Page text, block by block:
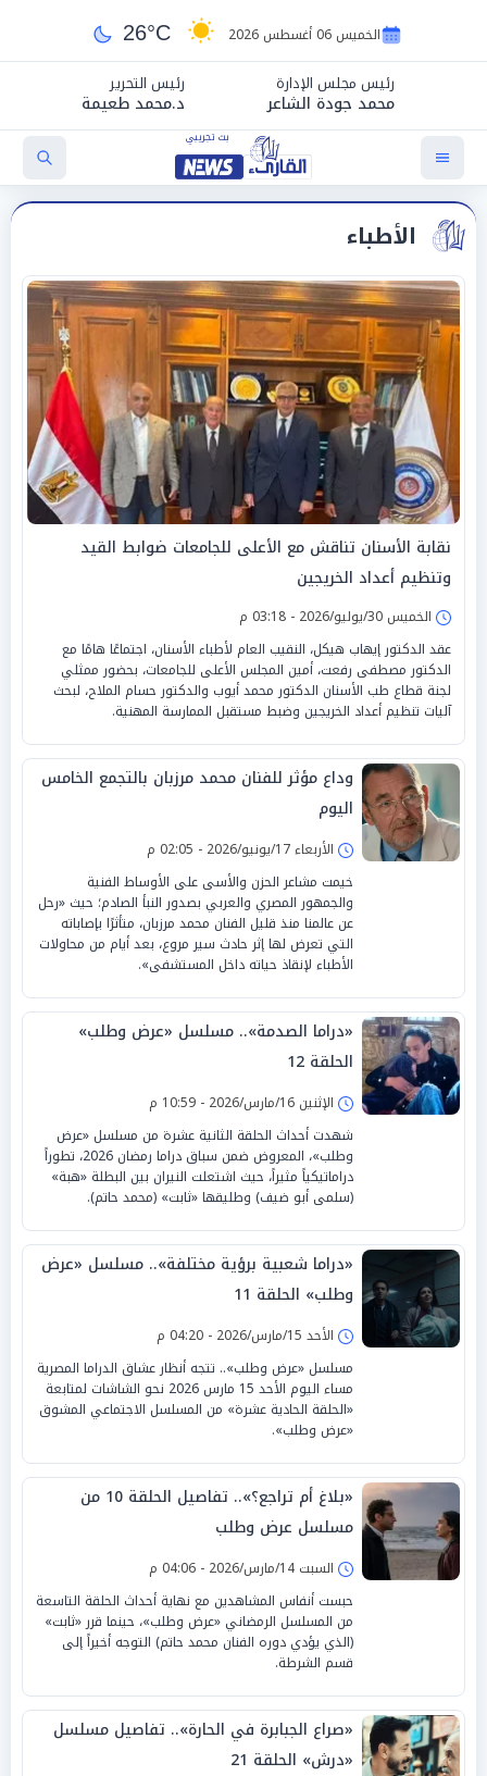
الخميس 06 أغسطس 2026 26°C
رئيس مجلس الإدارة
محمد جودة الشاعر
رئيس التحرير
د.محمد طعيمة
الأطباء
نقابة الأسنان تناقش مع الأعلى للجامعات ضوابط القيد
وتنظيم أعداد الخريجين
الخميس 30/يوليو/2026 - 03:18 م
عقد الدكتور إيهاب هيكل، النقيب العام لأطباء الأسنان، اجتماعًا هامًا مع
الدكتور مصطفى رفعت، أمين المجلس الأعلى للجامعات، بحضور ممثلي
لجنة قطاع طب الأسنان الدكتور محمد أيوب والدكتور حسام الملاح، لبحث
آليات تنظيم أعداد الخريجين وضبط مستقبل الممارسة المهنية.
وداع مؤثر للفنان محمد مرزبان بالتجمع الخامس
اليوم
الأربعاء 17/يونيو/2026 - 02:05 م
خيمت مشاعر الحزن والأسى على الأوساط الفنية
والجمهور المصري والعربي بصدور النبأ الصادم؛ حيث «رحل
عن عالمنا منذ قليل الفنان محمد مرزبان، متأثرًا بإصاباته
التي تعرض لها إثر حادث سير مروع، بعد أيام من محاولات
الأطباء لإنقاذ حياته داخل المستشفى».
«دراما الصدمة».. مسلسل «عرض وطلب»
الحلقة 12
الإثنين 16/مارس/2026 - 10:59 م
شهدت أحداث الحلقة الثانية عشرة من مسلسل «عرض
وطلب»، المعروض ضمن سباق دراما رمضان 2026، تطوراً
دراماتيكياً مثيراً، حيث اشتعلت النيران بين البطلة «هبة»
(سلمى أبو ضيف) وطليقها «ثابت» (محمد حاتم).
«دراما شعبية برؤية مختلفة».. مسلسل «عرض
وطلب» الحلقة 11
الأحد 15/مارس/2026 - 04:20 م
مسلسل «عرض وطلب».. تتجه أنظار عشاق الدراما المصرية
مساء اليوم الأحد 15 مارس 2026 نحو الشاشات لمتابعة
«الحلقة الحادية عشرة» من المسلسل الاجتماعي المشوق
«عرض وطلب».
«بلاغ أم تراجع؟».. تفاصيل الحلقة 10 من
مسلسل عرض وطلب
السبت 14/مارس/2026 - 04:06 م
حبست أنفاس المشاهدين مع نهاية أحداث الحلقة التاسعة
من المسلسل الرمضاني «عرض وطلب»، حينما قرر «ثابت»
(الذي يؤدي دوره الفنان محمد حاتم) التوجه أخيراً إلى
قسم الشرطة.
«صراع الجبابرة في الحارة».. تفاصيل مسلسل
«درش» الحلقة 21